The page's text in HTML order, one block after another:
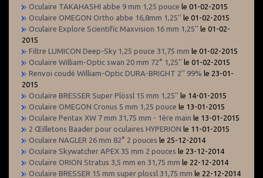
Oculaire TAKAHASHI abbe 9 mm 1,25 pouce le 01-02-2015
Oculaire OMEGON Ortho abbe 16,8mm 1,25'' le 01-02-2015
Oculaire Explore Scientific Maxvision 16 mm 1,25'' le 01-02-
2015
Filtre LUMICON Deep-Sky 1,25 pouce 31,75 mm le 01-02-2015
Oculaire William-Optic swan 20 mm 72° 1,25'' le 01-02-2015
Renvoi coudé William-Optic DURA-BRIGHT 2'' 99% le 23-01-
2015
Oculaire BRESSER Super Plössl 15 mm 1,25'' le 14-01-2015
Oculaire OMEGON Cronus 5 mm 1,25 pouce le 13-01-2015
Oculaire Pentax XW 7 mm 31,75 mm - 1ère main le 13-01-2015
2 Œilletons Baader pour oculaires HYPERION le 11-01-2015
Oculaire NAGLER 26 mm 82° 2 pouces le 25-12-2014
Oculaire Skywatcher APEX 35 mm 2 pouces le 23-12-2014
Oculaire ORION Stratus 3,5 mm en 31,75 mm le 22-12-2014
Oculaire BRESSER 15 mm super plossl 31,75 mm le 22-12-2014